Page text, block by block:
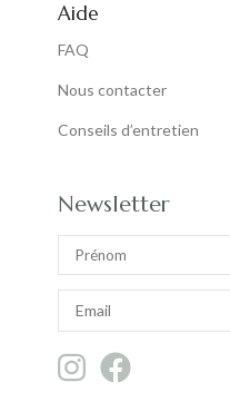
Aide
FAQ
Nous contacter
Conseils d’entretien
Newsletter